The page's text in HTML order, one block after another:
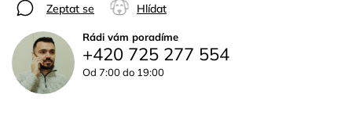
Zeptat se Hlídat
Rádi vám poradíme
+420 725 277 554
Od 7:00 do 19:00